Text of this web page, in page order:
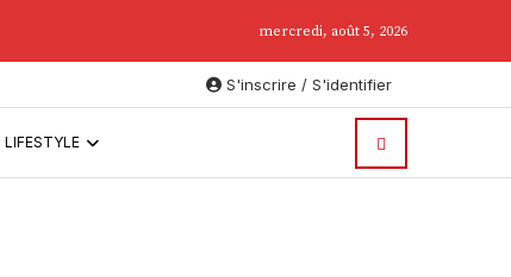
mercredi, août 5, 2026
S'inscrire / S'identifier
LIFESTYLE